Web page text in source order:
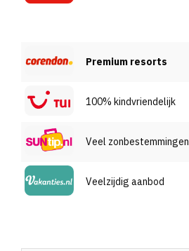
Premium resorts
100% kindvriendelijk
Veel zonbestemmingen
Veelzijdig aanbod